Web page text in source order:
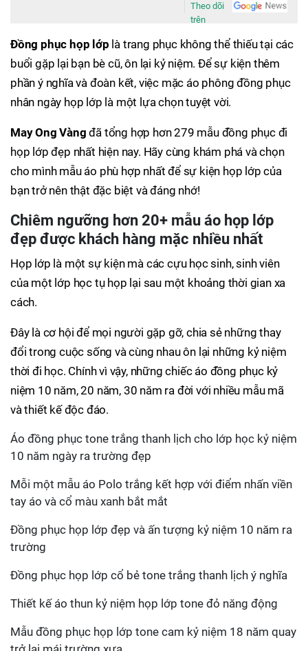
Theo dõi
trên
Đồng phục họp lớp là trang phục không thể thiếu tại các
buổi gặp lại bạn bè cũ, ôn lại kỷ niệm. Để sự kiện thêm
phần ý nghĩa và đoàn kết, việc mặc áo phông đồng phục
nhân ngày họp lớp là một lựa chọn tuyệt vời.
May Ong Vàng đã tổng hợp hơn 279 mẫu đồng phục đi
họp lớp đẹp nhất hiện nay. Hãy cùng khám phá và chọn
cho mình mẫu áo phù hợp nhất để sự kiện họp lớp của
bạn trở nên thật đặc biệt và đáng nhớ!
Chiêm ngưỡng hơn 20+ mẫu áo họp lớp
đẹp được khách hàng mặc nhiều nhất
Họp lớp là một sự kiện mà các cựu học sinh, sinh viên
của một lớp học tụ họp lại sau một khoảng thời gian xa
cách.
Đây là cơ hội để mọi người gặp gỡ, chia sẻ những thay
đổi trong cuộc sống và cùng nhau ôn lại những kỷ niệm
thời đi học. Chính vì vậy, những chiếc áo đồng phục kỷ
niệm 10 năm, 20 năm, 30 năm ra đời với nhiều mẫu mã
và thiết kế độc đáo.
Áo đồng phục tone trắng thanh lịch cho lớp học kỷ niệm
10 năm ngày ra trường đẹp
Mỗi một mẫu áo Polo trắng kết hợp với điểm nhấn viền
tay áo và cổ màu xanh bắt mắt
Đồng phục họp lớp đẹp và ấn tượng kỷ niệm 10 năm ra
trường
Đồng phục họp lớp cổ bẻ tone trắng thanh lịch ý nghĩa
Thiết kế áo thun kỷ niệm họp lớp tone đỏ năng động
Mẫu đồng phục họp lớp tone cam kỷ niệm 18 năm quay